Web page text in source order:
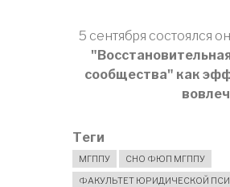
5 сентября состоялся
сообщества" как
Теги
МГППУ
СНО ФЮП МГППУ
ФАКУЛЬТЕТ ЮРИДИЧЕСКОЙ